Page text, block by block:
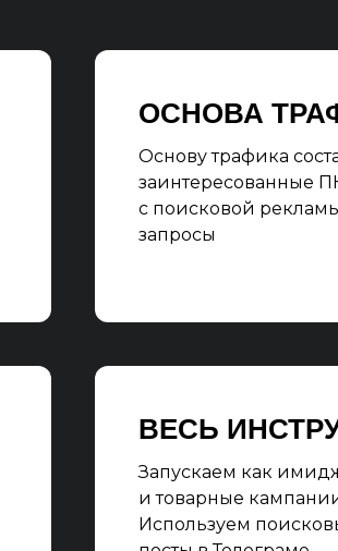
Основу трафика
заинтересованные
с поисковой
запросы
ОСНОВА
Запускаем как
и товарные
Используем
ВЕСЬ